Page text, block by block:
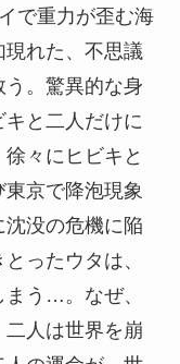
で重力が歪む海
れた、不思議
。驚異的な身
と二人だけに
々にヒビキと
京で降泡現象
没の危機に陥
ったウタは、
う…。なぜ、
人は世界を崩